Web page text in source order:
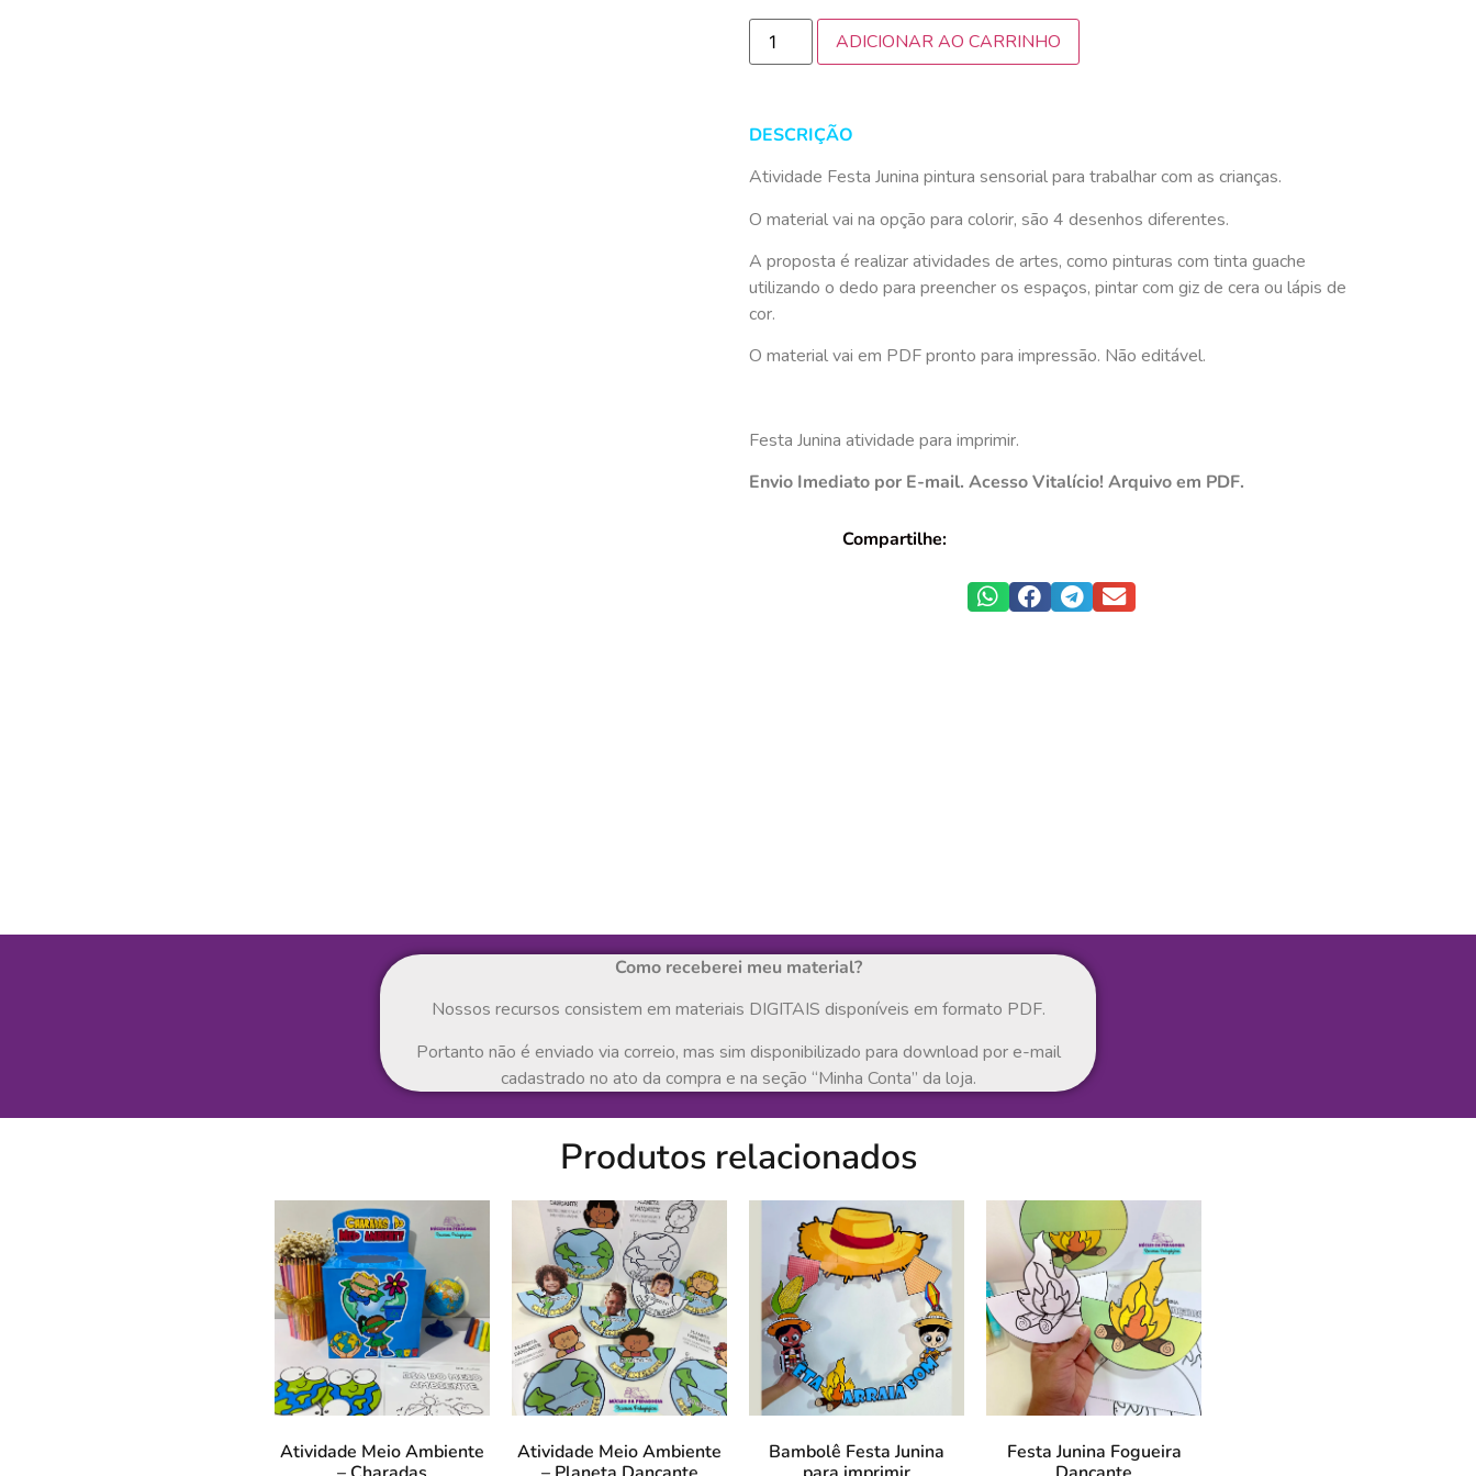
ADICIONAR AO CARRINHO
DESCRIÇÃO
Atividade Festa Junina pintura sensorial para trabalhar com as crianças.
O material vai na opção para colorir, são 4 desenhos diferentes.
A proposta é realizar atividades de artes, como pinturas com tinta guache
utilizando o dedo para preencher os espaços, pintar com giz de cera ou lápis de
cor.
O material vai em PDF pronto para impressão. Não editável.
Festa Junina atividade para imprimir.
Envio Imediato por E-mail. Acesso Vitalício! Arquivo em PDF.
Compartilhe:
Como receberei meu material?
Nossos recursos consistem em materiais DIGITAIS disponíveis em formato PDF.
Portanto não é enviado via correio, mas sim disponibilizado para download por e-mail
cadastrado no ato da compra e na seção “Minha Conta” da loja.
Produtos relacionados
Atividade Meio Ambiente
Atividade Meio Ambiente
Bambolê Festa Junina
Festa Junina Fogueira